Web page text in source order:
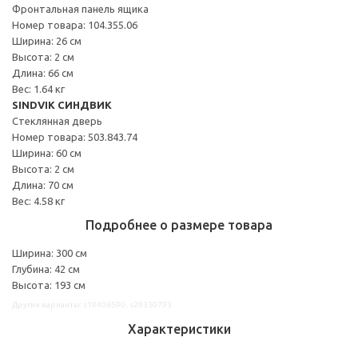
Фронтальная панель ящика
Номер товара: 104.355.06
Ширина: 26 см
Высота: 2 см
Длина: 66 см
Вес: 1.64 кг
SINDVIK СИНДВИК
Стеклянная дверь
Номер товара: 503.843.74
Ширина: 60 см
Высота: 2 см
Длина: 70 см
Вес: 4.58 кг
Подробнее о размере товара
Ширина: 300 см
Глубина: 42 см
Высота: 193 см
Характеристики